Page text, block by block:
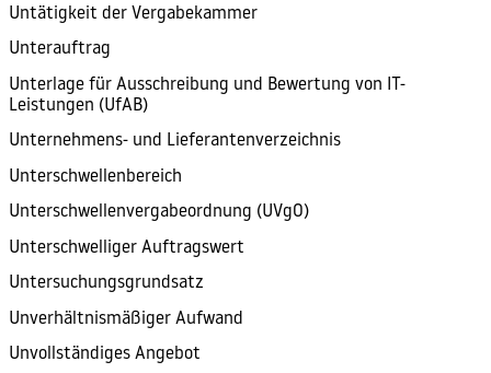
Untätigkeit der Vergabekammer
Unterauftrag
Unterlage für Ausschreibung und Bewertung von IT-
Leistungen (UfAB)
Unternehmens- und Lieferantenverzeichnis
Unterschwellenbereich
Unterschwellenvergabeordnung (UVgO)
Unterschwelliger Auftragswert
Untersuchungsgrundsatz
Unverhältnismäßiger Aufwand
Unvollständiges Angebot